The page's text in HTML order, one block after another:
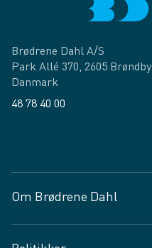
Brødrene Dahl A/S
Park Allé 370, 2605 Brøndby
Danmark
48 78 40 00
Om Brødrene Dahl